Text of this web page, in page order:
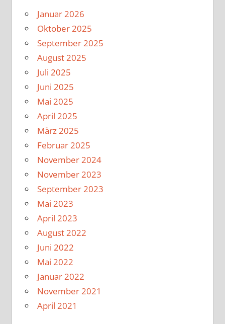
Januar 2026
Oktober 2025
September 2025
August 2025
Juli 2025
Juni 2025
Mai 2025
April 2025
März 2025
Februar 2025
November 2024
November 2023
September 2023
Mai 2023
April 2023
August 2022
Juni 2022
Mai 2022
Januar 2022
November 2021
April 2021